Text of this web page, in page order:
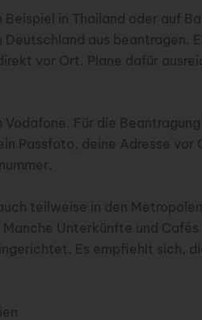
in Thailand oder auf
aus beantragen.
vor Ort. Plane dafür
Für die Beantragung
Passfoto, deine Adresse vor
teilweise in den
Unterkünfte und Cafés
Es empfiehlt sich,